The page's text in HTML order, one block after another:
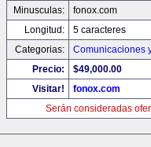
Minusculas:
fonox.com
Longitud:
5 caracteres
Categorias:
Comunicaciones
Precio:
$49,000.00
Visitar!
fonox.com
Serán consideradas